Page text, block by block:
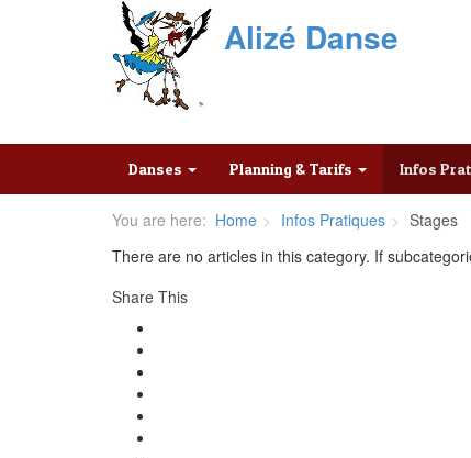
Alizé Danse
Danses Planning & Tarifs Infos
You are here: Home Infos Pratiques
Stages
There are no articles in this category. If
Share This